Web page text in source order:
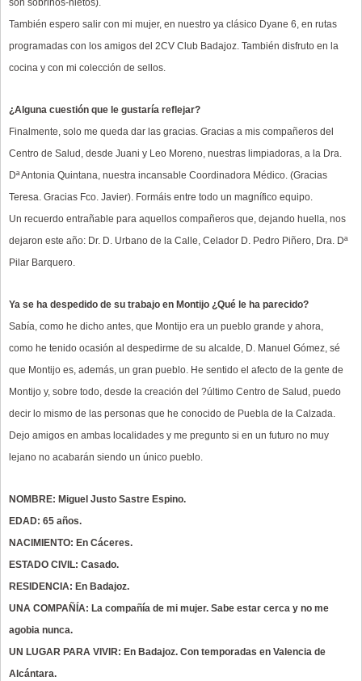
son sobrinos-nietos).
También espero salir con mi mujer, en nuestro ya clásico Dyane 6, en rutas
programadas con los amigos del 2CV Club Badajoz. También disfruto en la
cocina y con mi colección de sellos.
¿Alguna cuestión que le gustaría reflejar?
Finalmente, solo me queda dar las gracias. Gracias a mis compañeros del
Centro de Salud, desde Juani y Leo Moreno, nuestras limpiadoras, a la Dra.
Dª Antonia Quintana, nuestra incansable Coordinadora Médico. (Gracias
Teresa. Gracias Fco. Javier). Formáis entre todo un magnífico equipo.
Un recuerdo entrañable para aquellos compañeros que, dejando huella, nos
dejaron este año: Dr. D. Urbano de la Calle, Celador D. Pedro Piñero, Dra. Dª
Pilar Barquero.
Ya se ha despedido de su trabajo en Montijo ¿Qué le ha parecido?
Sabía, como he dicho antes, que Montijo era un pueblo grande y ahora,
como he tenido ocasión al despedirme de su alcalde, D. Manuel Gómez, sé
que Montijo es, además, un gran pueblo. He sentido el afecto de la gente de
Montijo y, sobre todo, desde la creación del ?último Centro de Salud, puedo
decir lo mismo de las personas que he conocido de Puebla de la Calzada.
Dejo amigos en ambas localidades y me pregunto si en un futuro no muy
lejano no acabarán siendo un único pueblo.
NOMBRE: Miguel Justo Sastre Espino.
EDAD: 65 años.
NACIMIENTO: En Cáceres.
ESTADO CIVIL: Casado.
RESIDENCIA: En Badajoz.
UNA COMPAÑÍA: La compañía de mi mujer. Sabe estar cerca y no me
agobia nunca.
UN LUGAR PARA VIVIR: En Badajoz. Con temporadas en Valencia de
Alcántara.